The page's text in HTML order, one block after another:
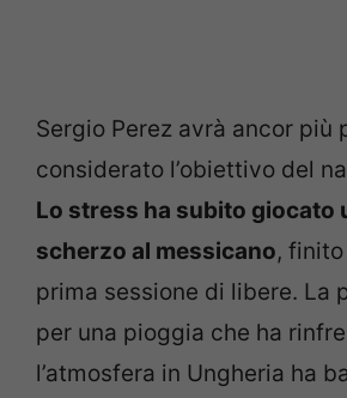
Sergio Perez avrà ancor più
considerato l’obiettivo del
Lo stress ha subito giocato
scherzo al messicano,
prima sessione di libere. La
per una pioggia che ha
l’atmosfera in Ungheria ha